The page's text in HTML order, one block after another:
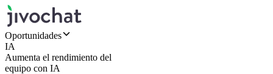
Oportunidades
IA
Aumenta el rendimiento del
equipo con IA